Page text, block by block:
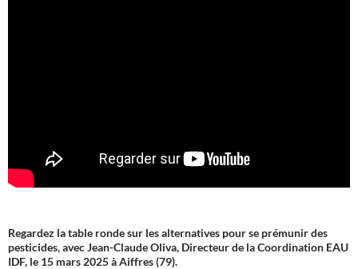
Regardez la table ronde sur les alternatives pour se prémunir des
pesticides, avec Jean-Claude Oliva, Directeur de la Coordination EAU
IDF, le 15 mars 2025 à Aiffres (79).